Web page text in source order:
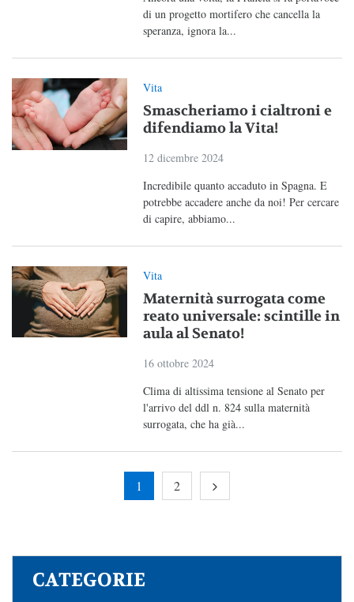
di un progetto mortifero che cancella la
speranza, ignora la...
Vita
Smascheriamo i cialtroni e
difendiamo la Vita!
12 dicembre 2024
Incredibile quanto accaduto in Spagna. E
potrebbe accadere anche da noi! Per cercare
di capire, abbiamo...
Vita
Maternità surrogata come
reato universale: scintille in
aula al Senato!
16 ottobre 2024
Clima di altissima tensione al Senato per
l'arrivo del ddl n. 824 sulla maternità
surrogata, che ha già...
1 2
CATEGORIE